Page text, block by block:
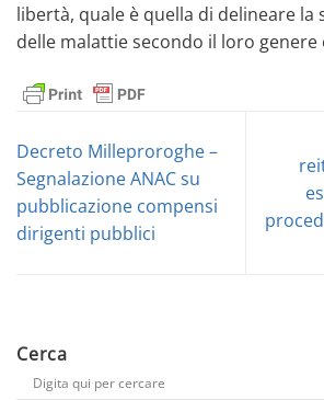
libertà, quale è quella di delineare la
delle malattie secondo il loro genere
Decreto Milleproroghe –
Segnalazione ANAC su
pubblicazione compensi
dirigenti pubblici
Cerca